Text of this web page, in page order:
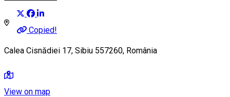
Copied!
Calea Cisnădiei 17, Sibiu 557260, România
View on map